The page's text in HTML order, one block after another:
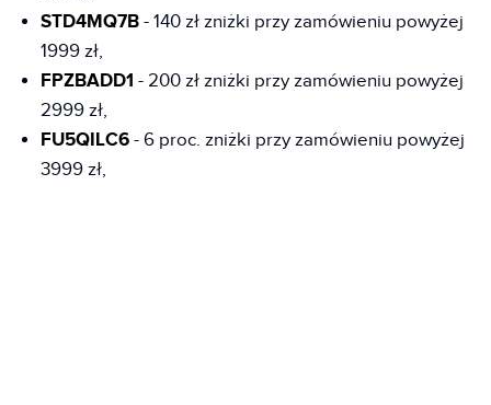
STD4MQ7B - 140 zł zniżki przy zamówieniu powyżej
1999 zł,
FPZBADD1 - 200 zł zniżki przy zamówieniu powyżej
2999 zł,
FU5QILC6 - 6 proc. zniżki przy zamówieniu powyżej
3999 zł,